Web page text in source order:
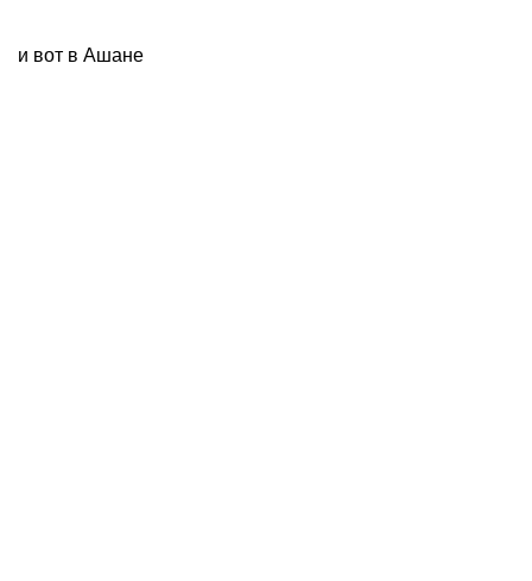
и вот в Ашане